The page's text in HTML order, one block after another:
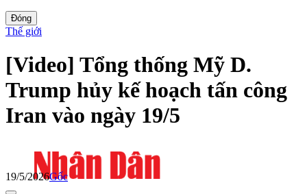
Đóng
Thế giới
[Video] Tổng thống Mỹ D.
Trump hủy kế hoạch tấn công
Iran vào ngày 19/5
19/5/2026Gốc